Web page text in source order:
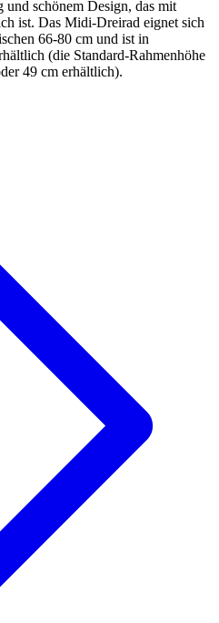
schönem Design, das mit
ist. Das Midi-Dreirad eignet sich
66-80 cm und ist in
(die Standard-Rahmenhöhe
49 cm erhältlich).